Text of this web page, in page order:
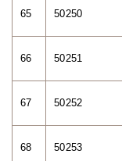
65 50250
66 50251
67 50252
68 50253